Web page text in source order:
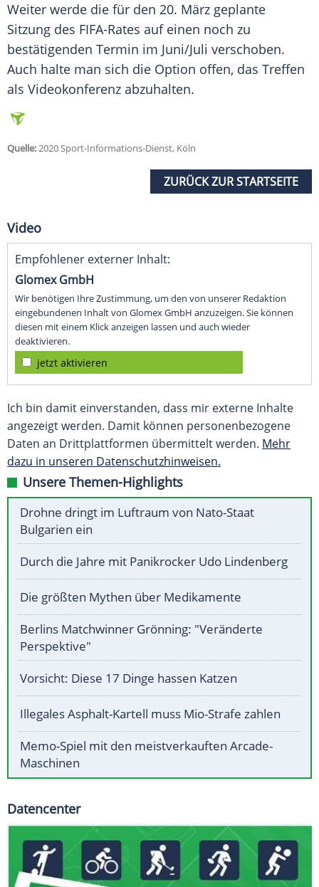
Weiter werde die für den 20. März geplante
Sitzung des FIFA-Rates auf einen noch zu
bestätigenden Termin im Juni/Juli verschoben.
Auch halte man sich die Option offen, das Treffen
als Videokonferenz abzuhalten.
Quelle:2020 Sport-Informations-Dienst, Köln
ZURÜCK ZUR STARTSEITE
Video
Empfohlener externer Inhalt:
Glomex GmbH
Wir benötigen Ihre Zustimmung, um den von unserer Redaktion
eingebundenen Inhalt von Glomex GmbH anzuzeigen. Sie können
diesen mit einem Klick anzeigen lassen und auch wieder
deaktivieren.
jetzt aktivieren
Ich bin damit einverstanden, dass mir externe Inhalte
angezeigt werden. Damit können personenbezogene
Daten an Drittplattformen übermittelt werden. Mehr
dazu in unseren Datenschutzhinweisen.
Unsere Themen-Highlights
Drohne dringt im Luftraum von Nato-Staat
Bulgarien ein
Durch die Jahre mit Panikrocker Udo Lindenberg
Die größten Mythen über Medikamente
Berlins Matchwinner Grönning: "Veränderte
Perspektive"
Vorsicht: Diese 17 Dinge hassen Katzen
Illegales Asphalt-Kartell muss Mio-Strafe zahlen
Memo-Spiel mit den meistverkauften Arcade-
Maschinen
Datencenter